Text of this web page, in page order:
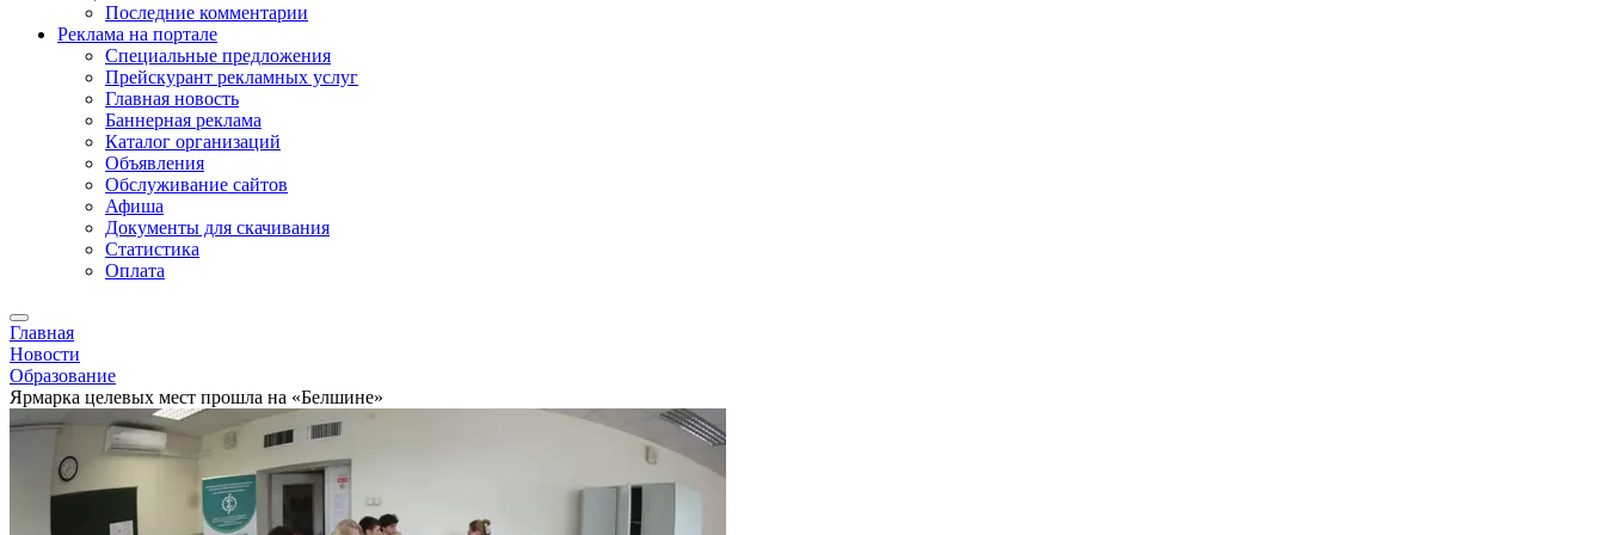
Последние комментарии
Реклама на портале
Специальные предложения
Прейскурант рекламных услуг
Главная новость
Баннерная реклама
Каталог организаций
Объявления
Обслуживание сайтов
Афиша
Документы для скачивания
Статистика
Оплата
Главная
Новости
Образование
Ярмарка целевых мест прошла на «Белшине»